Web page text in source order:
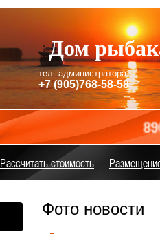
Дом
Расcчитать стоимость
тел. администратора:
+7 (905)768-58-58
Фото новости